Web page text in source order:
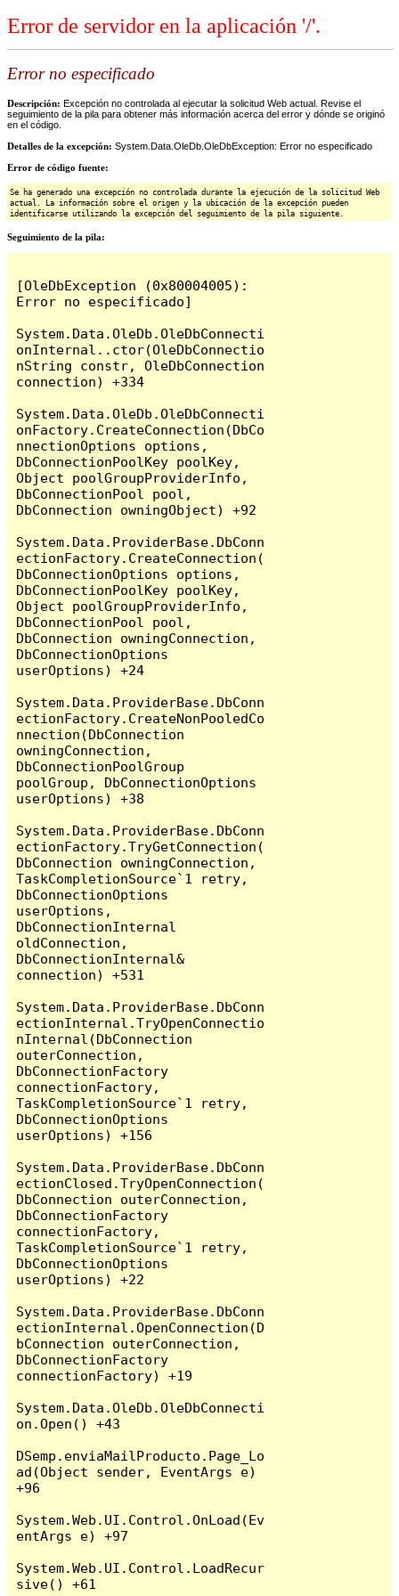
Error de servidor en la aplicación '/'.
Error no especificado
Descripción: Excepción no controlada al ejecutar la solicitud Web actual. Revise el
seguimiento de la pila para obtener más información acerca del error y dónde se originó
en el código.
Detalles de la excepción: System.Data.OleDb.OleDbException: Error no especificado
Error de código fuente:
Se ha generado una excepción no controlada durante la ejecución de la solicitud Web
actual. La información sobre el origen y la ubicación de la excepción pueden
identificarse utilizando la excepción del seguimiento de la pila siguiente.
Seguimiento de la pila:
[OleDbException (0x80004005):
Error no especificado]
System.Data.OleDb.OleDbConnecti
onInternal..ctor(OleDbConnectio
nString constr, OleDbConnection
connection) +334
System.Data.OleDb.OleDbConnecti
onFactory.CreateConnection(DbCo
nnectionOptions options,
DbConnectionPoolKey poolKey,
Object poolGroupProviderInfo,
DbConnectionPool pool,
DbConnection owningObject) +92
System.Data.ProviderBase.DbConn
ectionFactory.CreateConnection(
DbConnectionOptions options,
DbConnectionPoolKey poolKey,
Object poolGroupProviderInfo,
DbConnectionPool pool,
DbConnection owningConnection,
DbConnectionOptions
userOptions) +24
System.Data.ProviderBase.DbConn
ectionFactory.CreateNonPooledCo
nnection(DbConnection
owningConnection,
DbConnectionPoolGroup
poolGroup, DbConnectionOptions
userOptions) +38
System.Data.ProviderBase.DbConn
ectionFactory.TryGetConnection(
DbConnection owningConnection,
TaskCompletionSource`1 retry,
DbConnectionOptions
userOptions,
DbConnectionInternal
oldConnection,
DbConnectionInternal&
connection) +531
System.Data.ProviderBase.DbConn
ectionInternal.TryOpenConnectio
nInternal(DbConnection
outerConnection,
DbConnectionFactory
connectionFactory,
TaskCompletionSource`1 retry,
DbConnectionOptions
userOptions) +156
System.Data.ProviderBase.DbConn
ectionClosed.TryOpenConnection(
DbConnection outerConnection,
DbConnectionFactory
connectionFactory,
TaskCompletionSource`1 retry,
DbConnectionOptions
userOptions) +22
System.Data.ProviderBase.DbConn
ectionInternal.OpenConnection(D
bConnection outerConnection,
DbConnectionFactory
connectionFactory) +19
System.Data.OleDb.OleDbConnecti
on.Open() +43
DSemp.enviaMailProducto.Page_Lo
ad(Object sender, EventArgs e)
+96
System.Web.UI.Control.OnLoad(Ev
entArgs e) +97
System.Web.UI.Control.LoadRecur
sive() +61